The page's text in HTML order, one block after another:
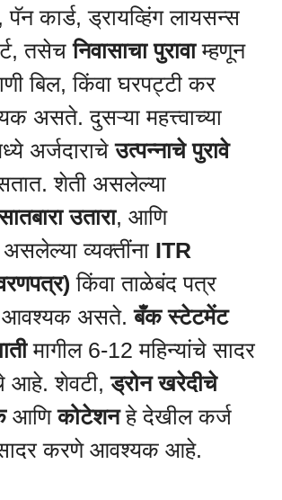
पॅन कार्ड, ड्रायव्हिंग लायसन्स
तसेचनिवासाचा पुरावाम्हणून
बिल, किंवा घरपट्टी कर
असते. दुसऱ्या महत्त्वाच्या
अर्जदाराचेउत्पन्नाचे पुरावे
शेती असलेल्या
उतारा, आणि
असलेल्या व्यक्तींना ITR
किंवा ताळेबंद पत्र
आवश्यक असते.बँक स्टेटमेंट
मागील 6-12 महिन्यांचे सादर
आहे. शेवटी,ड्रोन खरेदीचे
आणिकोटेशनहे देखील कर्ज
सादर करणे आवश्यक आहे.